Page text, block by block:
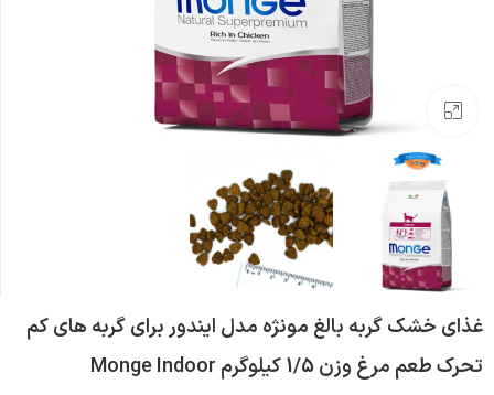
بزرگنمایی تصویر
غذای خشک گربه بالغ مونژه مدل ایندور برای گربه های کم
تحرک طعم مرغ وزن 1/5 کیلوگرم Monge Indoor